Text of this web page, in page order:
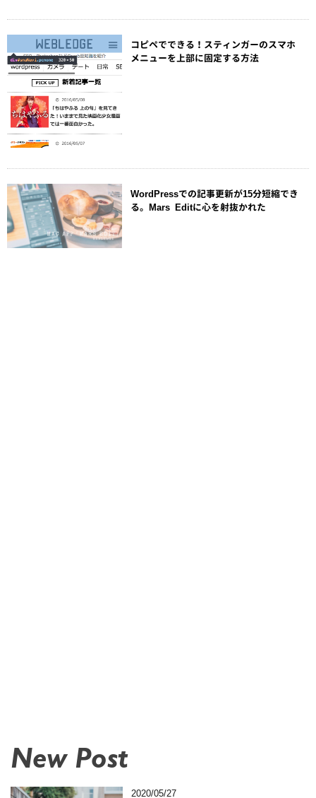
コピペでできる！スティンガーのスマホ
メニューを上部に固定する方法
WordPressでの記事更新が15分短縮でき
る。Mars Editに心を射抜かれた
New Post
2020/05/27